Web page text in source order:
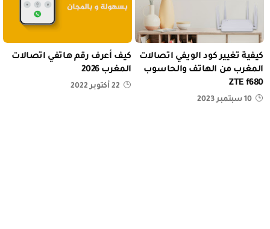
كيفية تغيير كود الويفي اتصالات
المغرب من الهاتف والحاسوب
ZTE f680
10 سبتمبر 2023
كيف أعرف رقم هاتفي اتصالات
المغرب 2026
22 أكتوبر 2022